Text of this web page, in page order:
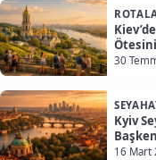
30
Kyiv
16 Mart